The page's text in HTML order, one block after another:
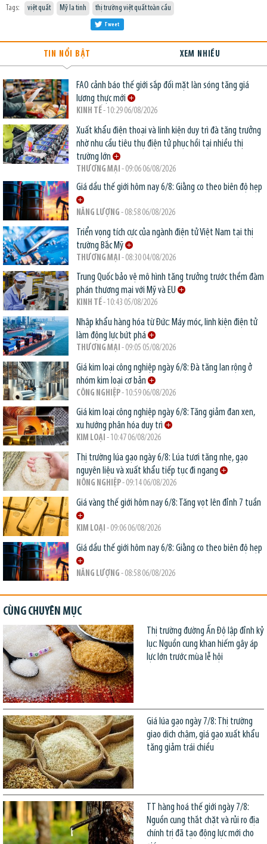
Tags: việt quất Mỹ la tinh thị trường việt quất toàn cầu
Tweet
TIN NỔI BẬT XEM NHIỀU
FAO cảnh báo thế giới sắp đối mặt làn sóng tăng giá
lương thực mới
KINH TẾ- 10:29 06/08/2026
Xuất khẩu điện thoại và linh kiện duy trì đà tăng trưởng
nhờ nhu cầu tiêu thụ điện tử phục hồi tại nhiều thị
trường lớn
THƯƠNG MẠI - 09:06 06/08/2026
Giá dầu thế giới hôm nay 6/8: Giằng co theo biên độ hẹp
NĂNG LƯỢNG - 08:58 06/08/2026
Triển vọng tích cực của ngành điện tử Việt Nam tại thị
trường Bắc Mỹ
THƯƠNG MẠI - 08:30 04/08/2026
Trung Quốc bảo vệ mô hình tăng trưởng trước thềm đàm
phán thương mại với Mỹ và EU
KINH TẾ- 10:43 05/08/2026
Nhập khẩu hàng hóa từ Đức: Máy móc, linh kiện điện tử
làm động lực bứt phá
THƯƠNG MẠI - 09:05 05/08/2026
Giá kim loại công nghiệp ngày 6/8: Đà tăng lan rộng ở
nhóm kim loại cơ bản
CÔNG NGHIỆP- 10:59 06/08/2026
Giá kim loại công nghiệp ngày 6/8: Tăng giảm đan xen,
xu hướng phân hóa duy trì
KIM LOẠI - 10:47 06/08/2026
Thị trường lúa gạo ngày 6/8: Lúa tươi tăng nhẹ, gạo
nguyên liệu và xuất khẩu tiếp tục đi ngang
NÔNG NGHIỆP- 09:14 06/08/2026
Giá vàng thế giới hôm nay 6/8: Tăng vọt lên đỉnh 7 tuần
KIM LOẠI - 09:06 06/08/2026
Giá dầu thế giới hôm nay 6/8: Giằng co theo biên độ hẹp
NĂNG LƯỢNG - 08:58 06/08/2026
CÙNG CHUYÊN MỤC
Thị trường đường Ấn Độ lập đỉnh kỷ
lục: Nguồn cung khan hiếm gây áp
lực lớn trước mùa lễ hội
Giá lúa gạo ngày 7/8: Thị trường
giao dịch chậm, giá gạo xuất khẩu
tăng giảm trái chiều
TT hàng hoá thế giới ngày 7/8:
Nguồn cung thắt chặt và rủi ro địa
chính trị đã tạo động lực mới cho